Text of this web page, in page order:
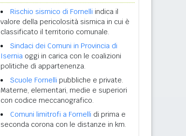
Rischio sismico di Fornelli indica il
valore della pericolosità sismica in cui è
classificato il territorio comunale.
Sindaci dei Comuni in Provincia di
Isernia oggi in carica con le coalizioni
politiche di appartenenza.
Scuole Fornelli pubbliche e private.
Materne, elementari, medie e superiori
con codice meccanografico.
Comuni limitrofi a Fornelli di prima e
seconda corona con le distanze in km.